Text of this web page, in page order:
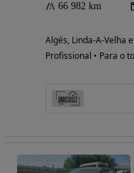
66 982 km
Algés, Linda-A-Velha
Profissional • Para o